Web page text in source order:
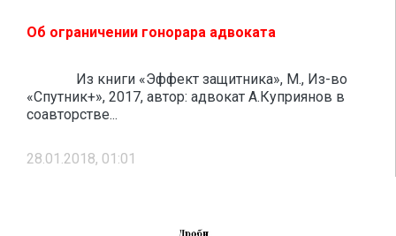
Об ограничении гонорара адвоката
Из книги «Эффект защитника», М., Из-во
«Спутник+», 2017, автор: адвокат А.Куприянов в
соавторстве...
28.01.2018, 01:01